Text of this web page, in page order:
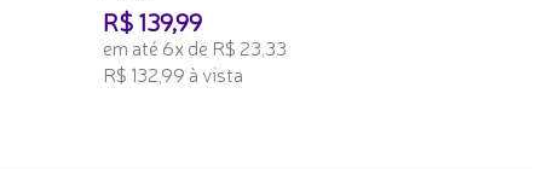
R$ 139,99
em até 6x de R$ 23,33
R$ 132,99 à vista